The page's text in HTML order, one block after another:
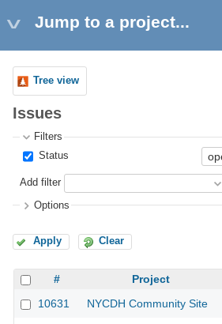
Jump to a project...
Tree view
Issues
Filters
Status
Add filter
Options
Apply Clear
# Project
10631
NYCDH Community Site